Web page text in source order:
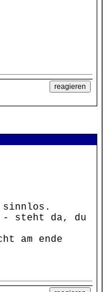
sinnlos.
- steht da, du
am ende